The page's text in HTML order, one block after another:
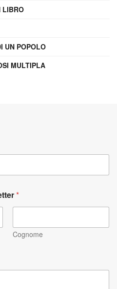
LIBRO
UN POPOLO
MULTIPLA
*
Cognome